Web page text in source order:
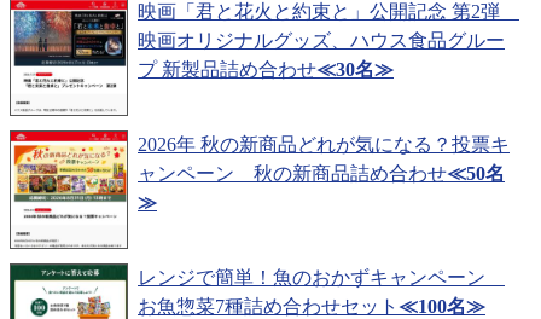
映画「君と花火と約束と」公開記念 第2弾
映画オリジナルグッズ、ハウス食品グルー
プ 新製品詰め合わせ≪30名≫
2026年 秋の新商品どれが気になる？投票キ
ャンペーン 秋の新商品詰め合わせ≪50名
≫
レンジで簡単！魚のおかずキャンペーン
お魚惣菜7種詰め合わせセット ≪100名≫